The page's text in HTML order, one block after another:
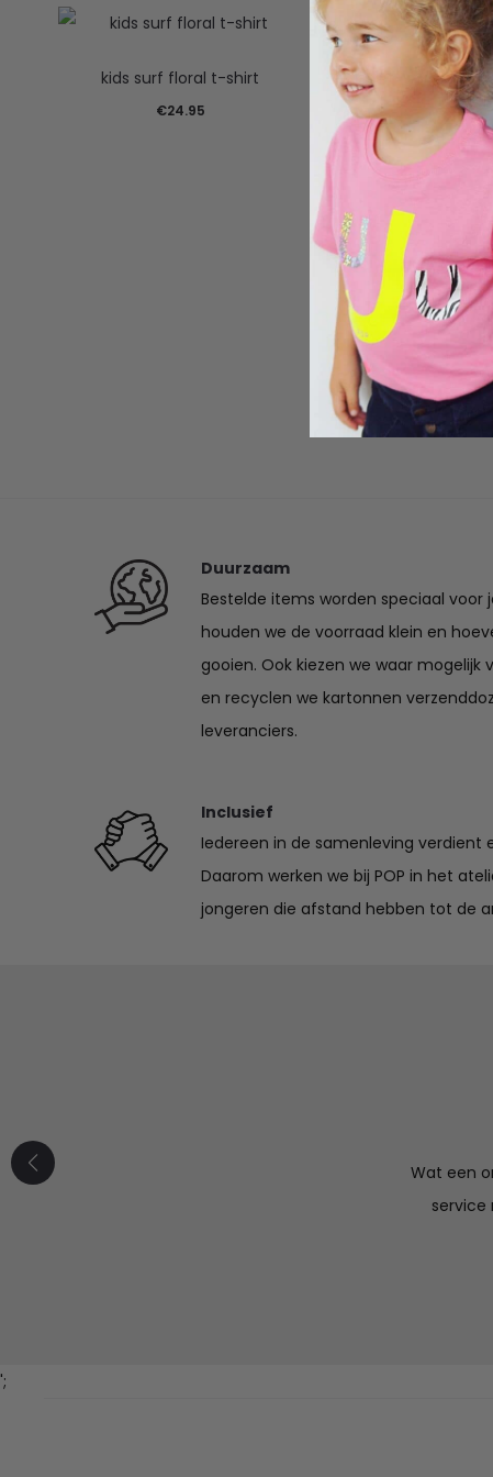
kids surf floral t-shirt
€24.95
kids t-shirt met
24.95
Duurzaam
Bestelde items worden speciaal voor
houden we de voorraad klein en
gooien. Ook kiezen we waar mogelijk
en recyclen we kartonnen
leveranciers.
Inclusief
Iedereen in de samenleving verdient
Daarom werken we bij POP in het
jongeren die afstand hebben tot de
naar wens. Fijne communicatie, ik ga hier zeker
Wat een
service
';